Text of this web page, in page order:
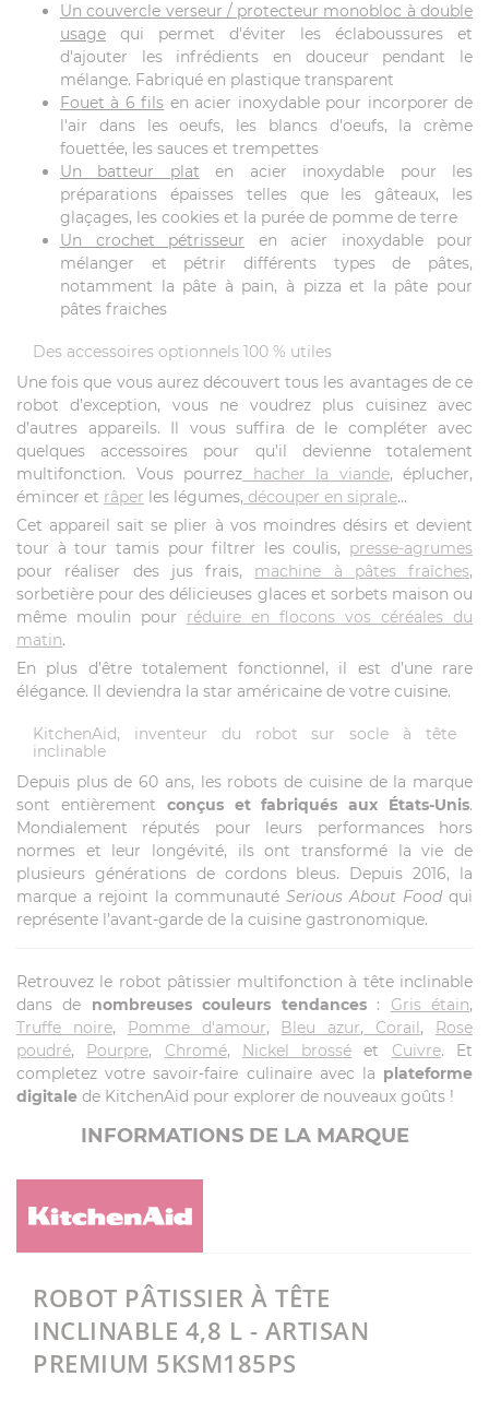
Un couvercle verseur / protecteur monobloc à double
usage qui permet d'éviter les éclaboussures et
d'ajouter les infrédients en douceur pendant le
mélange. Fabriqué en plastique transparent
Fouet à 6 fils en acier inoxydable pour incorporer de
l'air dans les oeufs, les blancs d'oeufs, la crème
fouettée, les sauces et trempettes
Un batteur plat en acier inoxydable pour les
préparations épaisses telles que les gâteaux, les
glaçages, les cookies et la purée de pomme de terre
Un crochet pétrisseur en acier inoxydable pour
mélanger et pétrir différents types de pâtes,
notamment la pâte à pain, à pizza et la pâte pour
pâtes fraiches
Des accessoires optionnels 100 % utiles
Une fois que vous aurez découvert tous les avantages de ce
robot d’exception, vous ne voudrez plus cuisinez avec
d’autres appareils. Il vous suffira de le compléter avec
quelques accessoires pour qu’il devienne totalement
multifonction. Vous pourrez hacher la viande, éplucher,
émincer et râper les légumes, découper en siprale...
Cet appareil sait se plier à vos moindres désirs et devient
tour à tour tamis pour filtrer les coulis, presse-agrumes
pour réaliser des jus frais, machine à pâtes fraîches,
sorbetière pour des délicieuses glaces et sorbets maison ou
même moulin pour réduire en flocons vos céréales du
matin.
En plus d’être totalement fonctionnel, il est d’une rare
élégance. Il deviendra la star américaine de votre cuisine.
KitchenAid, inventeur du robot sur socle à tête
inclinable
Depuis plus de 60 ans, les robots de cuisine de la marque
sont entièrement conçus et fabriqués aux États-Unis.
Mondialement réputés pour leurs performances hors
normes et leur longévité, ils ont transformé la vie de
plusieurs générations de cordons bleus. Depuis 2016, la
marque a rejoint la communauté Serious About Foodqui
représente l’avant-garde de la cuisine gastronomique.
Retrouvez le robot pâtissier multifonction à tête inclinable
dans de nombreuses couleurs tendances: Gris étain,
Truffe noire, Pomme d'amour, Bleu azur, Corail ,
Rose
poudré, Pourpre, Chromé, Nickel brossé et Cuivre. Et
completez votre savoir-faire culinaire avec la plateforme
digitale de KitchenAid pour explorer de nouveaux goûts !
INFORMATIONS DE LA MARQUE
ROBOT PÂTISSIER À TÊTE
INCLINABLE 4,8 L - ARTISAN
PREMIUM 5KSM185PS